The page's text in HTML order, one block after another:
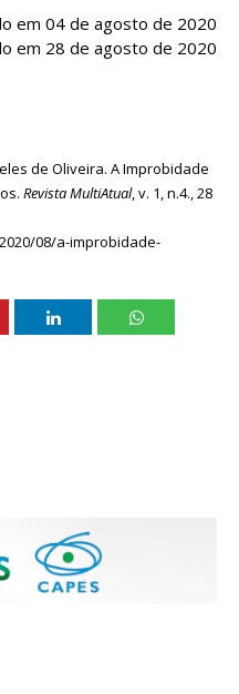
em 04 de agosto de 2020
em 28 de agosto de 2020
de Oliveira. A Improbidade
Revista MultiAtual, v. 1, n.4., 28
08/a-improbidade-